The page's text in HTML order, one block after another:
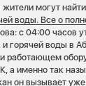
могут найти
воды. Все о
с 04:00 часов
горячей воды в
работающем
а именно так
он вызывает